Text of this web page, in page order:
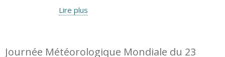
Lire plus
Journée Météorologique Mondiale du 23